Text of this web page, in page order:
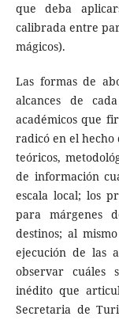
que deba
calibrada entre
mágicos).
Las formas de
alcances de
académicos que
radicó en el hecho
teóricos,
de información
escala local; los
para márgenes
destinos; al
ejecución de las
observar cuáles
inédito que
Secretaria de